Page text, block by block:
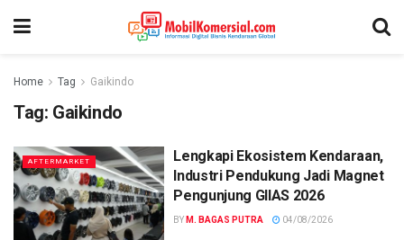
Home Tag Gaikindo
Tag: Gaikindo
AFTERMARKET
Lengkapi Ekosistem Kendaraan,
Industri Pendukung Jadi Magnet
Pengunjung GIIAS 2026
BY M. BAGAS PUTRA 04/08/2026